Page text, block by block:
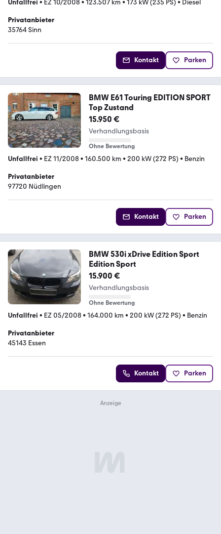
Unfallfrei • EZ 10/2008• 123.507 km • 173 kW (235 PS) • Diesel
Privatanbieter
35764 Sinn
Kontakt Parken
BMW E61 Touring EDITION SPORT
Top Zustand
15.950 €
Verhandlungsbasis
Ohne Bewertung
Unfallfrei • EZ 11/2008• 160.500 km • 200 kW (272 PS) • Benzin
Privatanbieter
97720 Nüdlingen
Kontakt Parken
BMW 530i xDrive Edition Sport
Edition Sport
15.900 €
Verhandlungsbasis
Ohne Bewertung
Unfallfrei • EZ 05/2008• 164.000 km • 200 kW (272 PS) • Benzin
Privatanbieter
45143 Essen
Kontakt Parken